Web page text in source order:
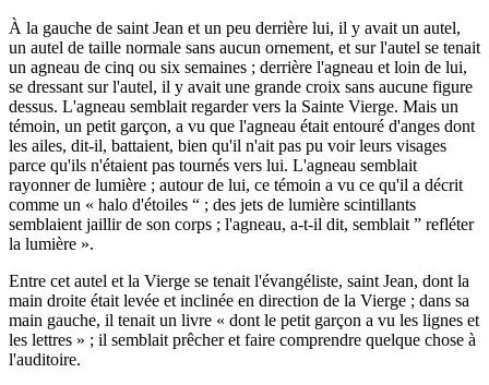
À la gauche de saint Jean et un peu derrière lui, il y avait un autel,
un autel de taille normale sans aucun ornement, et sur l'autel se tenait
un agneau de cinq ou six semaines ; derrière l'agneau et loin de lui,
se dressant sur l'autel, il y avait une grande croix sans aucune figure
dessus. L'agneau semblait regarder vers la Sainte Vierge. Mais un
témoin, un petit garçon, a vu que l'agneau était entouré d'anges dont
les ailes, dit-il, battaient, bien qu'il n'ait pas pu voir leurs visages
parce qu'ils n'étaient pas tournés vers lui. L'agneau semblait
rayonner de lumière ; autour de lui, ce témoin a vu ce qu'il a décrit
comme un « halo d'étoiles “ ; des jets de lumière scintillants
semblaient jaillir de son corps ; l'agneau, a-t-il dit, semblait ” refléter
la lumière ».
Entre cet autel et la Vierge se tenait l'évangéliste, saint Jean, dont la
main droite était levée et inclinée en direction de la Vierge ; dans sa
main gauche, il tenait un livre « dont le petit garçon a vu les lignes et
les lettres » ; il semblait prêcher et faire comprendre quelque chose à
l'auditoire.